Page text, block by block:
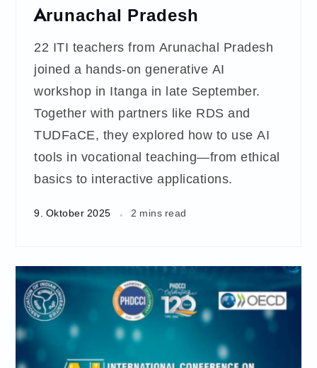
Arunachal Pradesh
22 ITI teachers from Arunachal Pradesh
joined a hands-on generative AI
workshop in Itanga in late September.
Together with partners like RDS and
TUDFaCE, they explored how to use AI
tools in vocational teaching—from ethical
basics to interactive applications.
9. Oktober 2025 2 mins read